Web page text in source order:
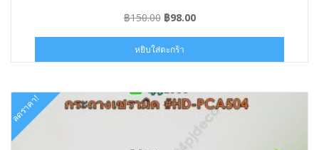
฿150.00 Original
was:
฿150.00.
฿98.00Current
฿98.00.
หยิบใส่ตะกร้า
ลดราคา!